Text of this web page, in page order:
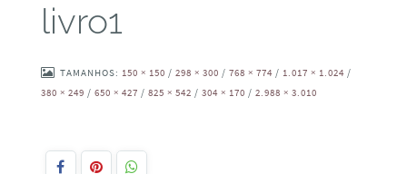
livro1
TAMANHOS: 150 × 150 / 298 × 300 / 768 × 774 / 1.017 × 1.024 /
380 × 249 / 650 × 427 / 825 × 542 / 304 × 170 / 2.988 × 3.010